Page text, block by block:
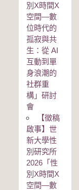
別Χ時間Χ
空間—數
位時代的
孤寂與共
生：從 AI
互動到單
身浪潮的
社群重
構」研討
會
【徵稿
啟事】世
新大學性
別研究所
2026「性
別Χ時間Χ
空間—數